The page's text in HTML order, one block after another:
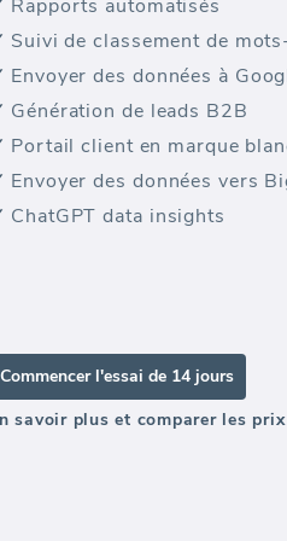
Rapports automatisés
Génération de leads B2B
ChatGPT data insights
Commencer l'essai de 14 jours
savoir plus et comparer les prix